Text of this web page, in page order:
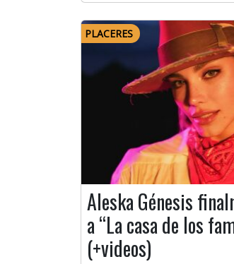
PLACERES
Aleska Génesis
a “La casa de los
(+videos)